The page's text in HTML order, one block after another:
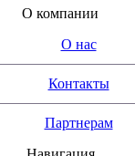
О компании
О нас
Контакты
Партнерам